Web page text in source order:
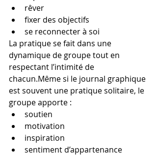
rêver
fixer des objectifs
se reconnecter à soi
La pratique se fait dans une
dynamique de groupe tout en
respectant l’intimité de
chacun.Même si le journal graphique
est souvent une pratique solitaire, le
groupe apporte :
soutien
motivation
inspiration
sentiment d’appartenance